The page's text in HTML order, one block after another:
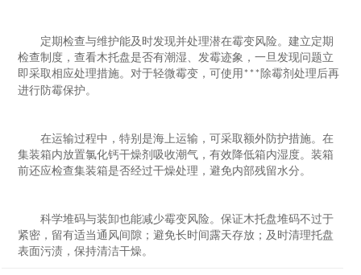
定期检查与维护能及时发现并处理潜在霉变风险。建立定期
检查制度，查看木托盘是否有潮湿、发霉迹象，一旦发现问题立
即采取相应处理措施。对于轻微霉变，可使用 *** 除霉剂处理后再
进行防霉保护。
在运输过程中，特别是海上运输，可采取额外防护措施。在
集装箱内放置氯化钙干燥剂吸收潮气，有效降低箱内湿度。装箱
前还应检查集装箱是否经过干燥处理，避免内部残留水分。
科学堆码与装卸也能减少霉变风险。保证木托盘堆码不过于
紧密，留有适当通风间隙；避免长时间露天存放；及时清理托盘
表面污渍，保持清洁干燥。